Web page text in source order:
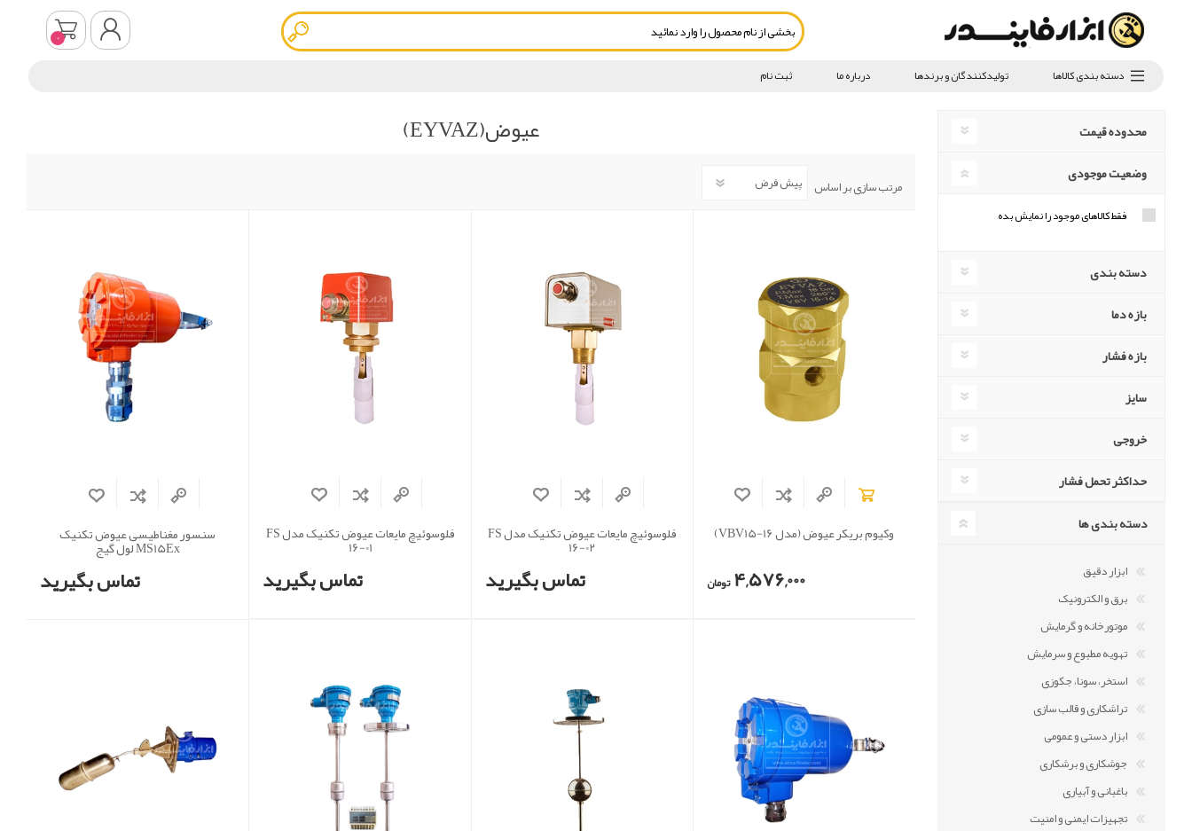
0
دسته بندی کالاها تولیدکنندگان و برندها درباره ما ثبت نام
عیوض(EYVAZ)
مرتب سازی بر اساس
وکیوم بریکر عیوض (مدل VBV15-16)
4,576,000 تومان
فلوسوئیچ مایعات عیوض تکنیک مدل FS
16-02
تماس بگیرید
فلوسوئیچ مایعات عیوض تکنیک مدل FS
16-01
تماس بگیرید
سنسور مغناطیسی عیوض تکنیک
MS15Ex لول گیج
تماس بگیرید
محدوده قیمت
وضعیت موجودی
فقط کالاهای موجود را نمایش بده
دسته بندی
بازه دما
بازه فشار
سایز
خروجی
حداکثر تحمل فشار
دسته بندی ها
ابزار دقیق
برق و الکترونیک
موتورخانه و گرمایش
تهویه مطبوع و سرمایش
استخر، سونا، جکوزی
تراشکاری و قالب سازی
ابزار دستی و عمومی
جوشکاری و برشکاری
باغبانی و آبیاری
تجهیزات ایمنی و امنیت